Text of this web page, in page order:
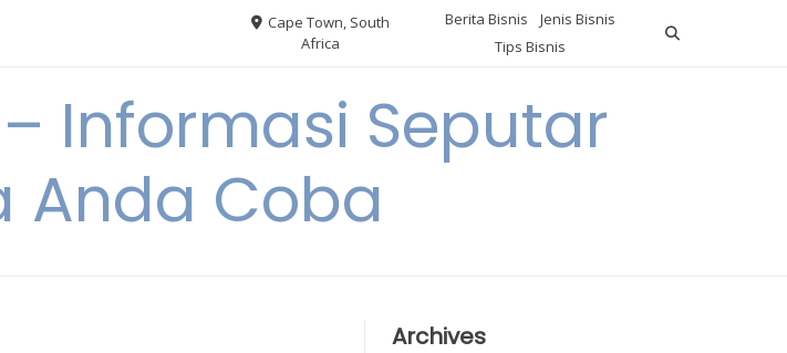
Cape Town, South
Africa
Berita Bisnis
Jenis Bisnis
Tips Bisnis
– Informasi Seputar
Anda Coba
Archives